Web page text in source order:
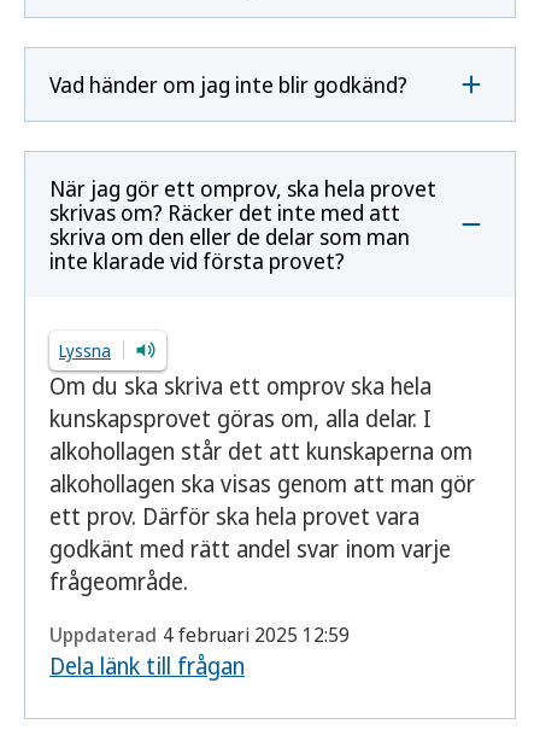
Vad händer om jag inte blir godkänd?
När jag gör ett omprov, ska hela provet
skrivas om? Räcker det inte med att
skriva om den eller de delar som man
inte klarade vid första provet?
Lyssna
Om du ska skriva ett omprov ska hela
kunskapsprovet göras om, alla delar. I
alkohollagen står det att kunskaperna om
alkohollagen ska visas genom att man gör
ett prov. Därför ska hela provet vara
godkänt med rätt andel svar inom varje
frågeområde.
Uppdaterad 4 februari 2025 12:59
Dela länk till frågan